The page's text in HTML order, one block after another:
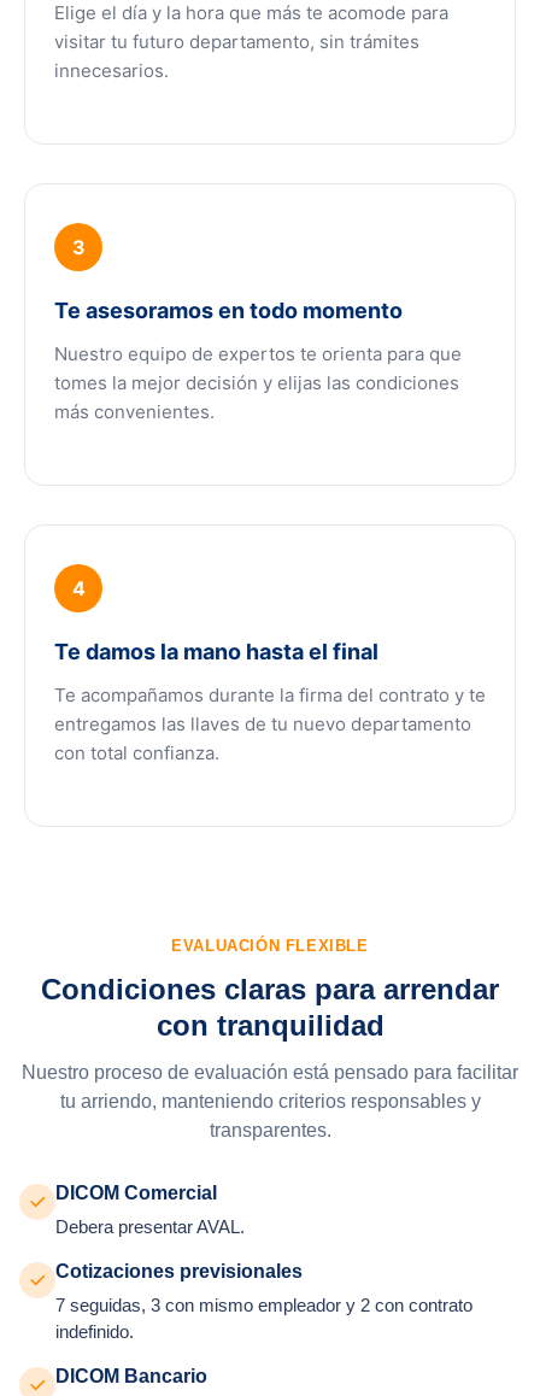
Elige el día y la hora que más te acomode para
visitar tu futuro departamento, sin trámites
innecesarios.
3
Te asesoramos en todo momento
Nuestro equipo de expertos te orienta para que
tomes la mejor decisión y elijas las condiciones
más convenientes.
4
Te damos la mano hasta el final
Te acompañamos durante la firma del contrato y te
entregamos las llaves de tu nuevo departamento
con total confianza.
EVALUACIÓN FLEXIBLE
Condiciones claras para arrendar
con tranquilidad
Nuestro proceso de evaluación está pensado para facilitar
tu arriendo, manteniendo criterios responsables y
transparentes.
DICOM Comercial
Debera presentar AVAL.
Cotizaciones previsionales
7 seguidas, 3 con mismo empleador y 2 con contrato
indefinido.
DICOM Bancario